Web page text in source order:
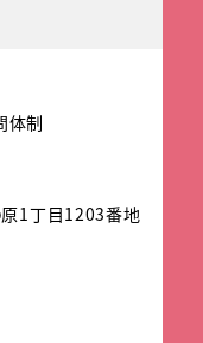
体制
1丁目1203番地